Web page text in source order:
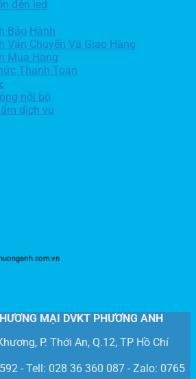
đèn led
Bảo Hành
Vận Chuyển Và Giao Hàng
Mua Hàng
Thanh Toán
nội bộ
dịch vụ
MẠI DVKT PHƯƠNG ANH
P. Thới An, Q.12, TP Hồ Chí
- Tell: 028 36 360 087 - Zalo: 0765